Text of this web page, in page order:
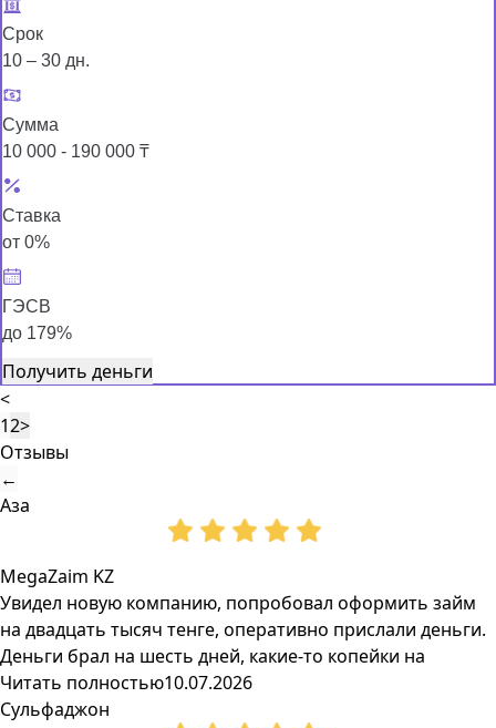
Срок
10 – 30 дн.
Сумма
10 000 - 190 000 ₸
Ставка
от 0%
ГЭСВ
до 179%
Получить деньги
<
12>
Отзывы
←
Аза
MegaZaim KZ
Увидел новую компанию, попробовал оформить займ
на двадцать тысяч тенге, оперативно прислали деньги.
Деньги брал на шесть дней, какие-то копейки на
Читать полностью10.07.2026
Сульфаджон